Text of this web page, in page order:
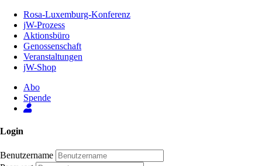
Inhalt
Seite
Rosa-Luxemburg-Konferenz
jW-Prozess
Aktionsbüro
Genossenschaft
Veranstaltungen
jW-Shop
Abo
Spende
Login
Benutzername